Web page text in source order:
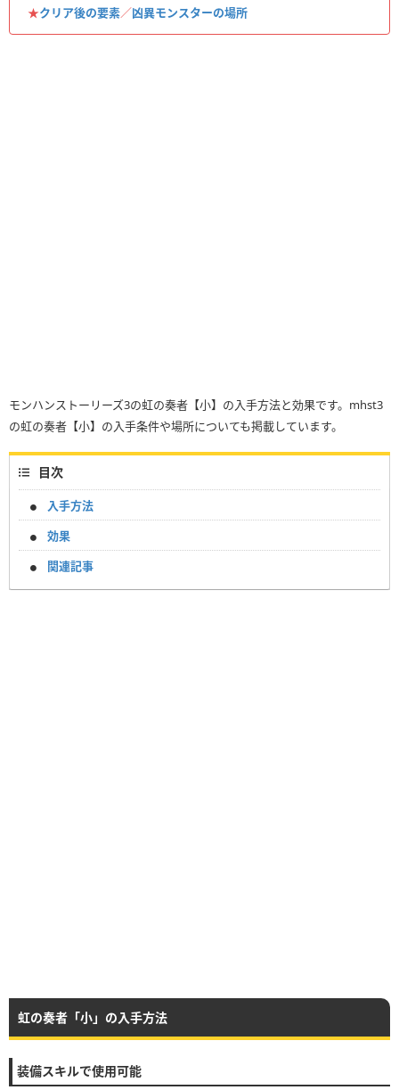
★クリア後の要素／凶異モンスターの場所
モンハンストーリーズ3の虹の奏者【小】の入手方法と効果です。mhst3
の虹の奏者【小】の入手条件や場所についても掲載しています。
目次
入手方法
効果
関連記事
虹の奏者「小」の入手方法
装備スキルで使用可能